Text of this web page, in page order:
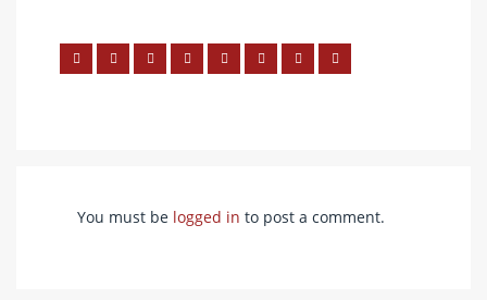
You must be logged in to post a comment.